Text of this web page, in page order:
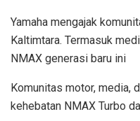
Yamaha mengajak
Kaltimtara. Termasuk
NMAX generasi baru ini
Komunitas motor, media,
kehebatan NMAX Turbo